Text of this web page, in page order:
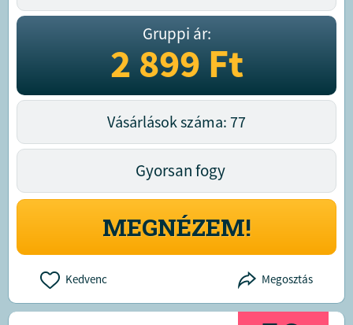
Gruppi ár:
2 899Ft
Vásárlások száma: 77
Gyorsan fogy
MEGNÉZEM!
Kedvenc Megosztás